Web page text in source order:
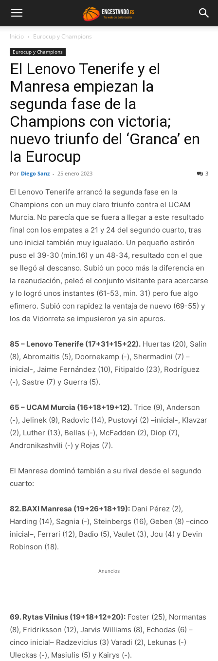
Inicio Eurocup y Champions
Eurocup y Champions
El Lenovo Tenerife y el
Manresa empiezan la
segunda fase de la
Champions con victoria;
nuevo triunfo del ‘Granca’ en
la Eurocup
Por Diego Sanz - 25 enero 2023 3
El Lenovo Tenerife arrancó la segunda fase en la
Champions con un muy claro triunfo contra el UCAM
Murcia. No parecía que se fuera a llegar a este resultado
final con los empates a 21 y 24 del segundo cuarto, tras
uno inicial también muy igualado. Un pequeño estirón
puso el 39-30 (min.16) y un 48-34, resultado con el que
se llegó al descanso. Subió un poco más la diferencia en
la reanudación, peleó el conjunto visitante para acercarse
y lo logró unos instantes (61-53, min. 31) pero fue algo
efímero. Subió con rapidez la ventaja de nuevo (69-55) y
los de Vidorreta se impusieron ya sin apuros.
85 – Lenovo Tenerife (17+31+15+22). Huertas (20), Salin
(8), Abromaitis (5), Doornekamp (-), Shermadini (7) –
inicial-, Jaime Fernández (10), Fitipaldo (23), Rodríguez
(-), Sastre (7) y Guerra (5).
65 – UCAM Murcia (16+18+19+12). Trice (9), Anderson
(-), Jelinek (9), Radovic (14), Pustovyi (2) –inicial-, Klavzar
(2), Luther (13), Bellas (-), McFadden (2), Diop (7),
Andronikashvili (-) y Rojas (7).
El Manresa dominó también a su rival desde el segundo
cuarto:
82. BAXI Manresa (19+26+18+19): Dani Pérez (2),
Harding (14), Sagnia (-), Steinbergs (16), Geben (8) –cinco
inicial–, Ferrari (12), Badio (5), Vaulet (3), Jou (4) y Devin
Robinson (18).
Anuncios
69. Rytas Vilnius (19+18+12+20): Foster (25), Normantas
(8), Fridriksson (12), Jarvis Williams (8), Echodas (6) –
cinco inicial– Radzevicius (3) Varadi (2), Lekunas (-)
Uleckas (-), Masiulis (5) y Kairys (-).